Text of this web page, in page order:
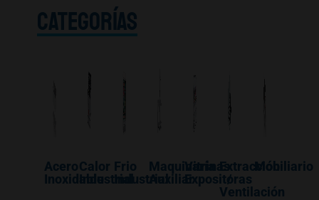
CATEGORÍAS
Acero
Inoxidable
Calor
Industrial
Frio
Industrial
Maquinaría
Auxiliar
Vitrinas
Expositoras
Extracción
/
Ventilación
Mobiliario